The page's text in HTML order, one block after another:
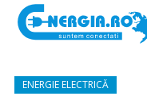
ENERGIE ELECTRICĂ